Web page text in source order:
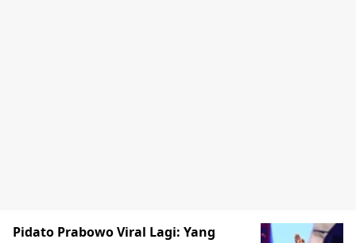
Pidato Prabowo Viral Lagi: Yang